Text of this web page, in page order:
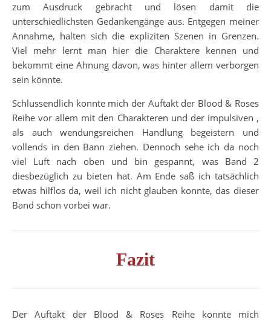
zum Ausdruck gebracht und lösen damit die
unterschiedlichsten Gedankengänge aus. Entgegen meiner
Annahme, halten sich die expliziten Szenen in Grenzen.
Viel mehr lernt man hier die Charaktere kennen und
bekommt eine Ahnung davon, was hinter allem verborgen
sein könnte.
Schlussendlich konnte mich der Auftakt der Blood & Roses
Reihe vor allem mit den Charakteren und der impulsiven ,
als auch wendungsreichen Handlung begeistern und
vollends in den Bann ziehen. Dennoch sehe ich da noch
viel Luft nach oben und bin gespannt, was Band 2
diesbezüglich zu bieten hat. Am Ende saß ich tatsächlich
etwas hilflos da, weil ich nicht glauben konnte, das dieser
Band schon vorbei war.
Fazit
Der Auftakt der Blood & Roses Reihe konnte mich